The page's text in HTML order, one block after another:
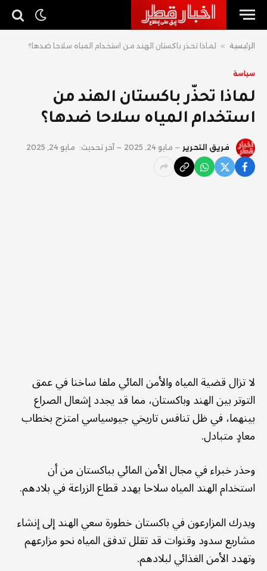
الرئيسية » لماذا تحذّر باكستان الهند من استخدام المياه سلاحا ضدها؟
سياسة
لماذا تحذّر باكستان الهند من
استخدام المياه سلاحا ضدها؟
فريق التحرير مايو 24, 2025 آخر تحديث: مايو 24, 2025
لا تزال قضية المياه والأمن المائي ملفا ساخنا في عمق
التوتر بين الهند وباكستان، مما قد يجدد إشعال الصراع
بينهما، في ظل تنافس تاريخي جيوسياسي امتزج بخطاب
معادٍ متبادل.
وحذر خبراء في مجال الأمن المائي بباكستان من أن
استخدام الهند المياه سلاحا يهدد قطاع الزراعة في بلادهم.
ويدرك المزارعون في باكستان خطورة سعي الهند إلى إنشاء
مشاريع سدود وقنوات قد تقلل تدفق المياه نحو مزارعهم
وتهدد الأمن الغذائي لبلادهم.